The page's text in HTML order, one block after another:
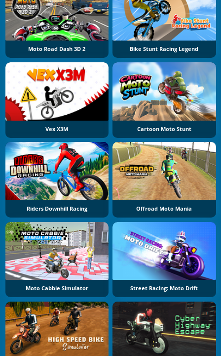
Moto Road Dash 3D 2 Bike Stunt Racing Legend
Vex X3M Cartoon Moto Stunt
Riders Downhill Racing Offroad Moto Mania
Moto Cabbie Simulator Street Racing: Moto Drift